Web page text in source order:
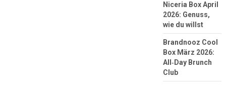
Niceria Box April
2026: Genuss,
wie du willst
Brandnooz Cool
Box März 2026:
All‑Day Brunch
Club